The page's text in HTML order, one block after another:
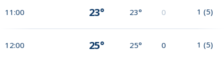
11:00 23° 23° 0 1 (5)
12:00 25° 25° 0 1 (5)